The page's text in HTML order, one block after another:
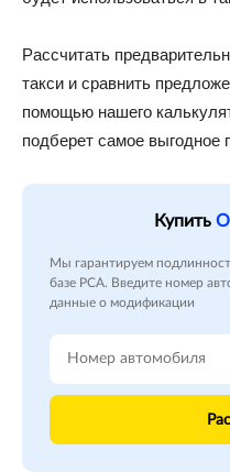
Рассчитать
такси и сравнить
помощью нашего
подберет самое выгодное
Купить
Мы гарантируем
базе РСА. Введите номер
данные о модификации